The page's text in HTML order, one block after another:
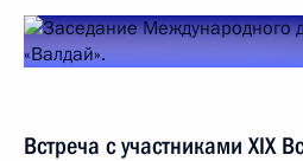
Встреча с участниками XIX